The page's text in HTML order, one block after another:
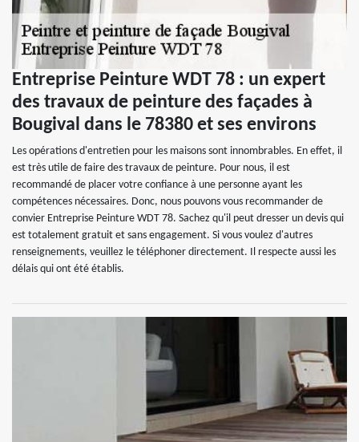
Entreprise Peinture WDT 78 : un expert
des travaux de peinture des façades à
Bougival dans le 78380 et ses environs
Les opérations d'entretien pour les maisons sont innombrables. En effet, il
est très utile de faire des travaux de peinture. Pour nous, il est
recommandé de placer votre confiance à une personne ayant les
compétences nécessaires. Donc, nous pouvons vous recommander de
convier Entreprise Peinture WDT 78. Sachez qu'il peut dresser un devis qui
est totalement gratuit et sans engagement. Si vous voulez d'autres
renseignements, veuillez le téléphoner directement. Il respecte aussi les
délais qui ont été établis.